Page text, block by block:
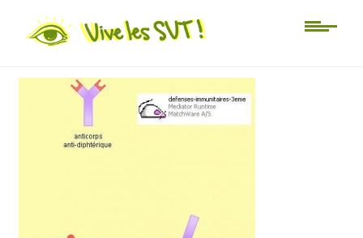
Non classé
logiciel-anticorps